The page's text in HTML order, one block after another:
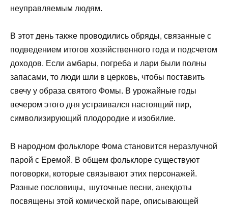
неуправляемым людям.
В этот день также проводились обряды, связанные с
подведением итогов хозяйственного года и подсчетом
доходов. Если амбары, погреба и лари были полны
запасами, то люди шли в церковь, чтобы поставить
свечу у образа святого Фомы. В урожайные годы
вечером этого дня устраивался настоящий пир,
символизирующий плодородие и изобилие.
В народном фольклоре Фома становится неразлучной
парой с Еремой. В общем фольклоре существуют
поговорки, которые связывают этих персонажей.
Разные пословицы, шуточные песни, анекдоты
посвящены этой комической паре, описывающей